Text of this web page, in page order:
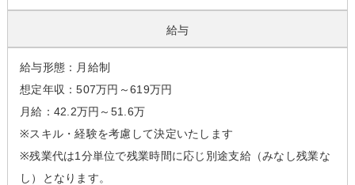
給与
給与形態：月給制
想定年収：507万円～619万円
月給：42.2万円～51.6万
※スキル・経験を考慮して決定いたします
※残業代は1分単位で残業時間に応じ別途支給（みなし残業な
し）となります。